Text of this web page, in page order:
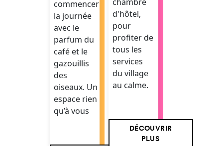
commencer
la journée
avec le
parfum du
café et le
gazouillis
des
oiseaux. Un
espace rien
qu’à vous
d'hôtel,
pour
profiter de
tous les
services
du village
au calme.
DÉCOUVRIR
PLUS